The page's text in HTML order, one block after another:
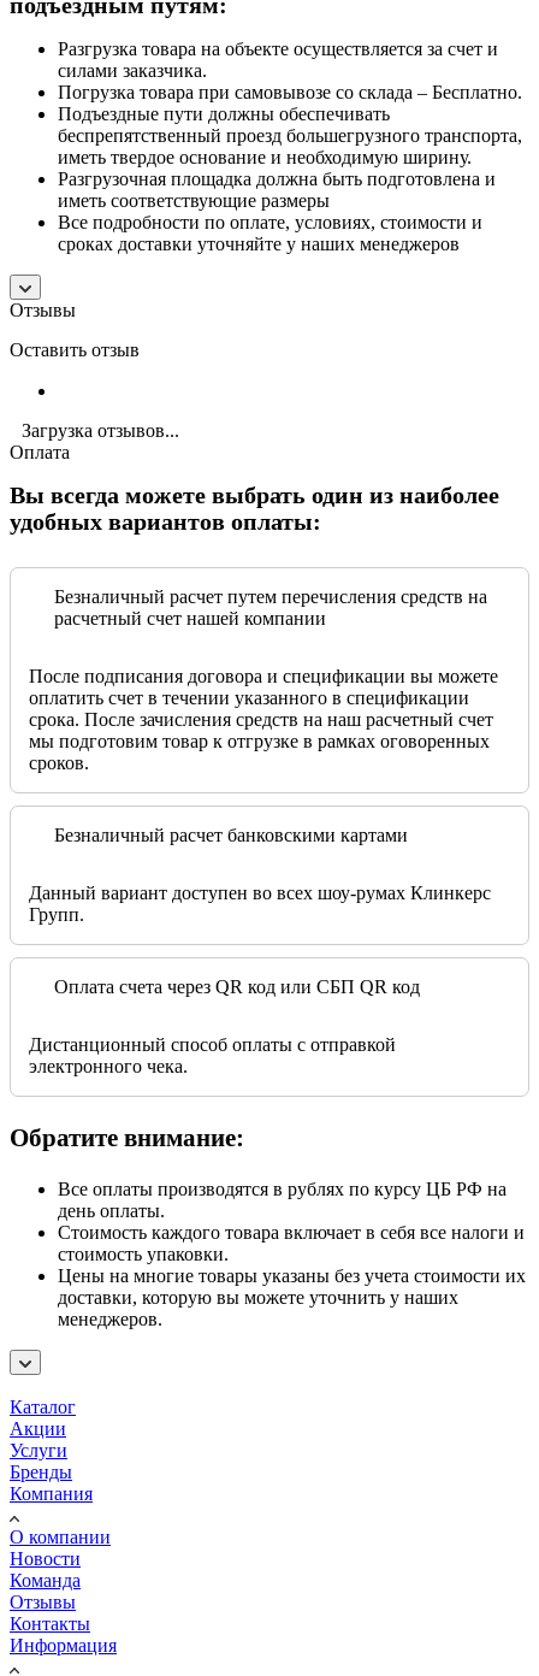
Разгрузка товара на объекте осуществляется за счет и
силами заказчика.
Погрузка товара при самовывозе со склада – Бесплатно.
Подъездные пути должны обеспечивать
беспрепятственный проезд большегрузного транспорта,
иметь твердое основание и необходимую ширину.
Разгрузочная площадка должна быть подготовлена и
иметь соответствующие размеры
Все подробности по оплате, условиях, стоимости и
сроках доставки уточняйте у наших менеджеров
Отзывы
Оставить отзыв
Загрузка отзывов...
Оплата
Вы всегда можете выбрать один из наиболее
удобных вариантов оплаты:
Безналичный расчет путем перечисления средств на
расчетный счет нашей компании
После подписания договора и спецификации вы можете
оплатить счет в течении указанного в спецификации
срока. После зачисления средств на наш расчетный счет
мы подготовим товар к отгрузке в рамках оговоренных
сроков.
Безналичный расчет банковскими картами
Данный вариант доступен во всех шоу-румах Клинкерс
Групп.
Оплата счета через QR код или СБП QR код
Дистанционный способ оплаты с отправкой
электронного чека.
Обратите внимание:
Все оплаты производятся в рублях по курсу ЦБ РФ на
день оплаты.
Стоимость каждого товара включает в себя все налоги и
стоимость упаковки.
Цены на многие товары указаны без учета стоимости их
доставки, которую вы можете уточнить у наших
менеджеров.
Каталог
Акции
Услуги
Бренды
Компания
О компании
Новости
Команда
Отзывы
Контакты
Информация